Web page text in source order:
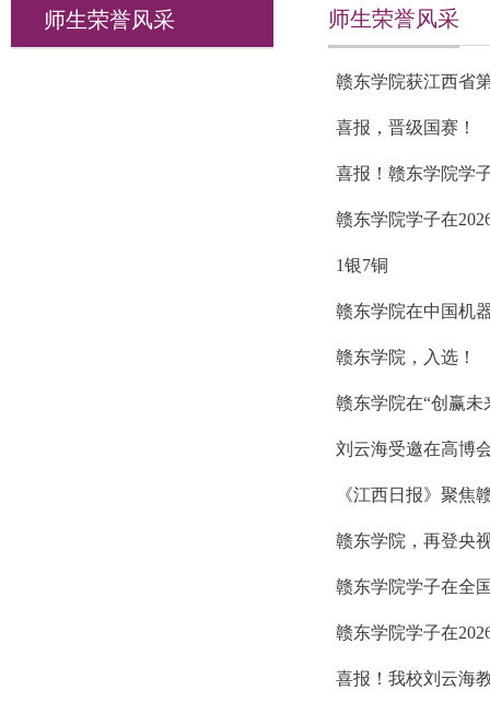
师生荣誉风采 师生荣誉风采
赣东学院获江西省
喜报，晋级国赛！
喜报！赣东学院学
赣东学院学子在
1银7铜
赣东学院在中国机
赣东学院，入选！
赣东学院在“创赢未
刘云海受邀在高博
《江西日报》聚焦
赣东学院，再登央
赣东学院学子在全
赣东学院学子在
喜报！我校刘云海